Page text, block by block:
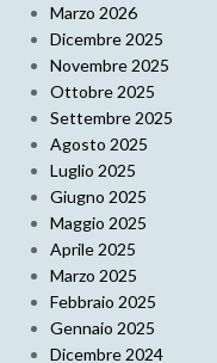
Marzo 2026
Dicembre 2025
Novembre 2025
Ottobre 2025
Settembre 2025
Agosto 2025
Luglio 2025
Giugno 2025
Maggio 2025
Aprile 2025
Marzo 2025
Febbraio 2025
Gennaio 2025
Dicembre 2024